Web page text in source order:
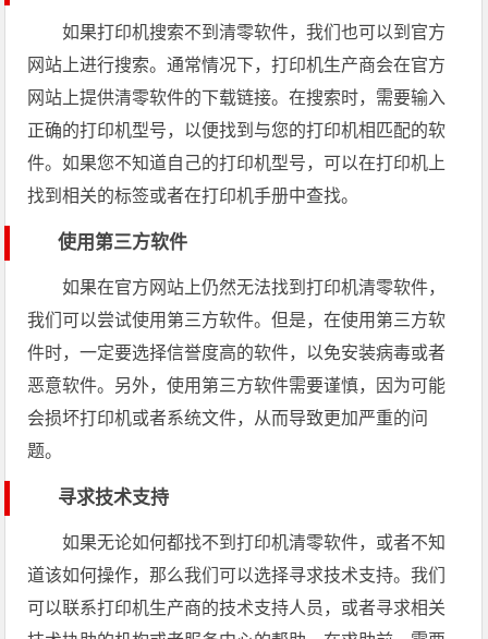
如果打印机搜索不到清零软件，我们也可以到官方
网站上进行搜索。通常情况下，打印机生产商会在官方
网站上提供清零软件的下载链接。在搜索时，需要输入
正确的打印机型号，以便找到与您的打印机相匹配的软
件。如果您不知道自己的打印机型号，可以在打印机上
找到相关的标签或者在打印机手册中查找。
使用第三方软件
如果在官方网站上仍然无法找到打印机清零软件，
我们可以尝试使用第三方软件。但是，在使用第三方软
件时，一定要选择信誉度高的软件，以免安装病毒或者
恶意软件。另外，使用第三方软件需要谨慎，因为可能
会损坏打印机或者系统文件，从而导致更加严重的问
题。
寻求技术支持
如果无论如何都找不到打印机清零软件，或者不知
道该如何操作，那么我们可以选择寻求技术支持。我们
可以联系打印机生产商的技术支持人员，或者寻求相关